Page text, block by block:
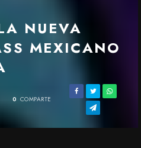
NUEVA
MEXICANO
0 COMPARTE